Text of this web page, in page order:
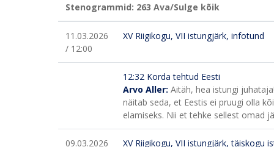
Stenogrammid: 263 Ava/Sulge kõik
11.03.2026
/ 12:00
XV Riigikogu, VII istungjärk, infotund
12:32 Korda tehtud Eesti
Arvo Aller: Aitäh, hea istungi
näitab seda, et Eestis ei pruugi olla
elamiseks. Nii et tehke sellest omad
09.03.2026
XV Riigikogu, VII istungjärk, täiskogu